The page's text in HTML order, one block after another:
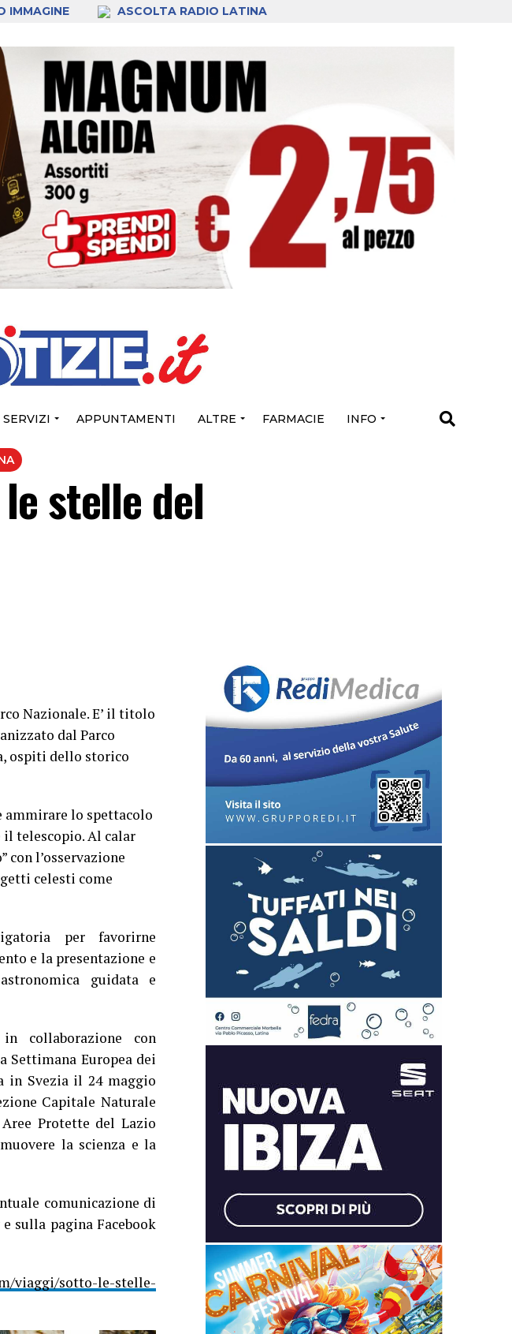
IMMAGINE ASCOLTA RADIO LATINA
SERVIZI APPUNTAMENTI ALTRE FARMACIE INFO
stelle del
Nazionale. E’ il titolo
dal Parco
ospiti dello storico
ammirare lo spettacolo
il telescopio. Al calar
l’osservazione
celesti come
per favorirne
e la presentazione e
guidata e
collaborazione con
Settimana Europea dei
in Svezia il 24 maggio
Capitale Naturale
Protette del Lazio
la scienza e la
comunicazione di
sulla pagina Facebook
viaggi/sotto-le-stelle-